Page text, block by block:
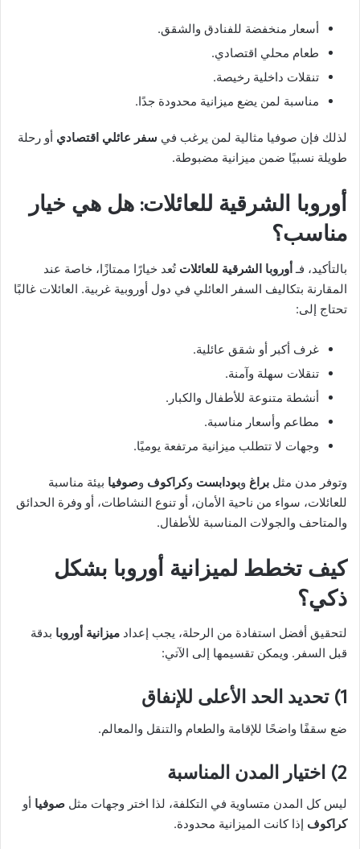
أسعار منخفضة للفنادق والشقق.
طعام محلي اقتصادي.
تنقلات داخلية رخيصة.
مناسبة لمن يضع ميزانية محدودة جدًا.
لذلك فإن صوفيا مثالية لمن يرغب في سفر عائلي اقتصادي أو رحلة
طويلة نسبيًا ضمن ميزانية مضبوطة.
أوروبا الشرقية للعائلات: هل هي خيار
مناسب؟
بالتأكيد، فـ أوروبا الشرقية للعائلات تُعد خيارًا ممتازًا، خاصة عند
المقارنة بتكاليف السفر العائلي في دول أوروبية غربية. العائلات غالبًا
تحتاج إلى:
غرف أكبر أو شقق عائلية.
تنقلات سهلة وآمنة.
أنشطة متنوعة للأطفال والكبار.
مطاعم وأسعار مناسبة.
وجهات لا تتطلب ميزانية مرتفعة يوميًا.
وتوفر مدن مثل براغ وبودابست وكراكوف وصوفيا بيئة مناسبة
للعائلات، سواء من ناحية الأمان، أو تنوع النشاطات، أو وفرة الحدائق
والمتاحف والجولات المناسبة للأطفال.
كيف تخطط لميزانية أوروبا بشكل
ذكي؟
لتحقيق أفضل استفادة من الرحلة، يجب إعداد ميزانية أوروبا بدقة
قبل السفر. ويمكن تقسيمها إلى الآتي:
1) تحديد الحد الأعلى للإنفاق
ضع سقفًا واضحًا للإقامة والطعام والتنقل والمعالم.
2) اختيار المدن المناسبة
ليس كل المدن متساوية في التكلفة، لذا اختر وجهات مثل صوفيا أو
كراكوف إذا كانت الميزانية محدودة.